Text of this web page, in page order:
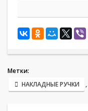
Метки:
НАКЛАДНЫЕ РУЧКИ
,